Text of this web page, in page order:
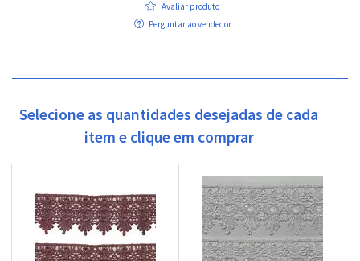
Avaliar produto
Perguntar ao vendedor
Selecione as quantidades desejadas de cada
item e clique em comprar